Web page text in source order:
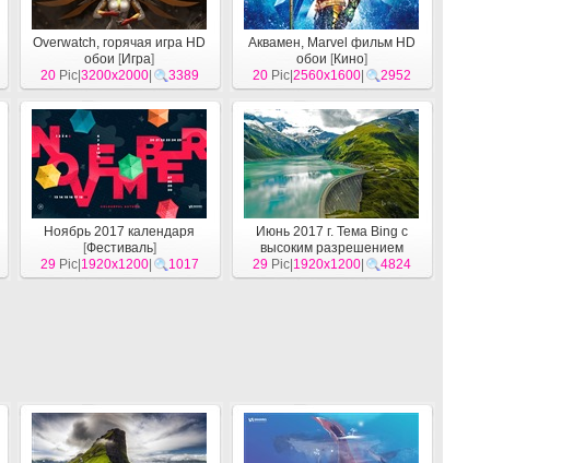
Overwatch, горячая игра HD
обои [Игра]
20Pic| 3200x2000| 3389
Аквамен, Marvel фильм HD
обои [Кино]
20Pic| 2560x1600| 2952
Ноябрь 2017 календаря
[Фестиваль]
29Pic| 1920x1200| 1017
Июнь 2017 г. Тема Bing с
высоким разрешением
[Система]
29Pic| 1920x1200| 4824